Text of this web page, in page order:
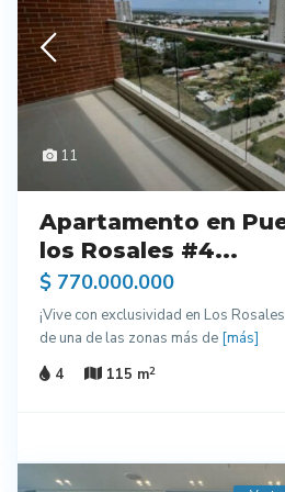
11
Apartamento en
los Rosales #4...
$ 770.000.000
¡Vive con exclusividad en Los
de una de las zonas más de [más]
4
115 m2